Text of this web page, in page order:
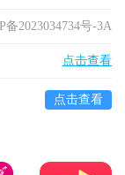
备2023034734号-3A
点击查看
点击查看